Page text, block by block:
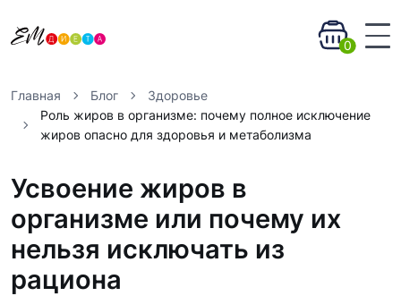
0
Главная Блог
Здоровье
Роль жиров в организме: почему полное исключение
жиров опасно для здоровья и метаболизма
Усвоение жиров в
организме или почему их
нельзя исключать из
рациона